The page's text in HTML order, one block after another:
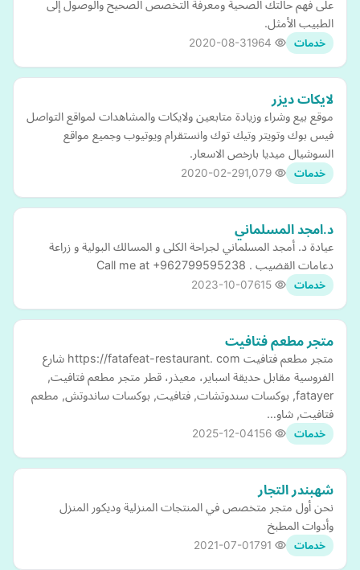
على فهم حالتك الصحية ومعرفة التخصص الصحيح والوصول إلى
الطبيب الأمثل.
خدمات 2020-08-31
لايكات ديزر
موقع بيع وشراء وزيادة متابعين ولايكات والمشاهدات لمواقع التواصل
فيس بوك وتويتر وتيك توك وانستقرام ويوتيوب وجميع مواقع
السوشيال ميديا بارخص الاسعار.
خدمات 2020-02-29
د.امجد المسلماني
عيادة د. أمجد المسلماني لجراحة الكلى و المسالك البولية و زراعة
دعامات القضيب . Call me at +962799595238
خدمات 2023-10-07
متجر مطعم فتافيت
متجر مطعم فتافيت https://fatafeat-restaurant. com شارع
الفروسية مقابل حديقة اسباير، معيذر، قطر متجر مطعم فتافيت,
fatayer, بوكسات سندوتشات, فتافيت, بوكسات ساندوتش, مطعم
فتافيت, شاو…
خدمات 2025-12-04
شهبندر التجار
نحن أول متجر متخصص في المنتجات المنزلية وديكور المنزل
وأدوات المطبخ
خدمات 2021-07-01